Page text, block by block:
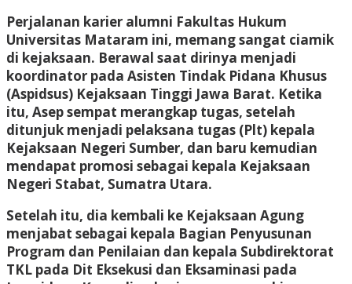
Perjalanan karier alumni Fakultas Hukum
Universitas Mataram ini, memang sangat ciamik
di kejaksaan. Berawal saat dirinya menjadi
koordinator pada Asisten Tindak Pidana Khusus
(Aspidsus) Kejaksaan Tinggi Jawa Barat. Ketika
itu, Asep sempat merangkap tugas, setelah
ditunjuk menjadi pelaksana tugas (Plt) kepala
Kejaksaan Negeri Sumber, dan baru kemudian
mendapat promosi sebagai kepala Kejaksaan
Negeri Stabat, Sumatra Utara.
Setelah itu, dia kembali ke Kejaksaan Agung
menjabat sebagai kepala Bagian Penyusunan
Program dan Penilaian dan kepala Subdirektorat
TKL pada Dit Eksekusi dan Eksaminasi pada